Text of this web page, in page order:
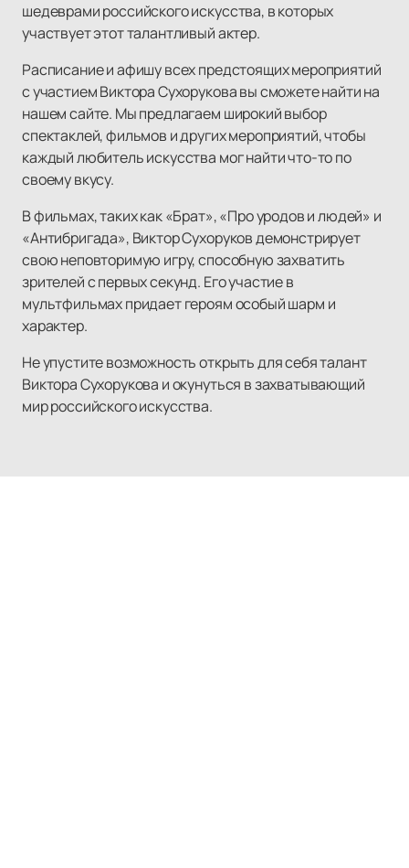
шедеврами российского искусства, в которых
участвует этот талантливый актер.
Расписание и афишу всех предстоящих мероприятий
с участием Виктора Сухорукова вы сможете найти на
нашем сайте. Мы предлагаем широкий выбор
спектаклей, фильмов и других мероприятий, чтобы
каждый любитель искусства мог найти что-то по
своему вкусу.
В фильмах, таких как «Брат», «Про уродов и людей» и
«Антибригада», Виктор Сухоруков демонстрирует
свою неповторимую игру, способную захватить
зрителей с первых секунд. Его участие в
мультфильмах придает героям особый шарм и
характер.
Не упустите возможность открыть для себя талант
Виктора Сухорукова и окунуться в захватывающий
мир российского искусства.